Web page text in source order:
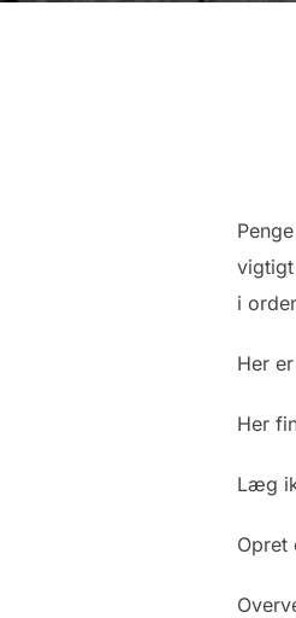
i
Her
Her
Læg
Opret